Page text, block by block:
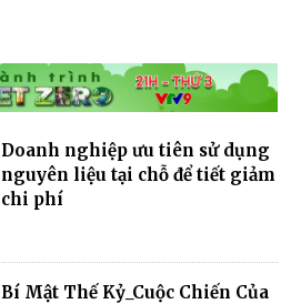
Doanh nghiệp ưu tiên sử dụng
nguyên liệu tại chỗ để tiết giảm
chi phí
Bí Mật Thế Kỷ_Cuộc Chiến Của